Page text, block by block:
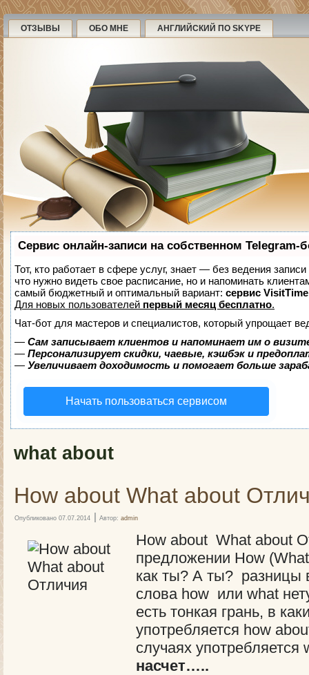
ОТЗЫВЫ ОБО МНЕ АНГЛИЙСКИЙ ПО SKYPE
Сервис онлайн-записи на собственном Telegram-
Тот, кто работает в сфере услуг, знает — без ведения
что нужно видеть свое расписание, но и напоминать
самый бюджетный и оптимальный вариант: сервис
Для новых пользователей первый месяц бесплатно.
Чат-бот для мастеров и специалистов, который упрощает
— Сам записывает клиентов и напоминает им о
— Персонализирует скидки, чаевые, кэшбэк и
— Увеличивает доходимость и помогает больше
Начать пользоваться сервисом
what about
How about What about
Опубликовано 07.07.2014 | Автор: admin
How about What about
предложении How
как ты? А ты? разницы
слова how или what
есть тонкая грань, в
употребляется how
случаях
насчет…..